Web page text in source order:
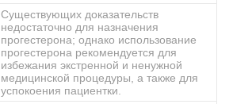
Существующих доказательств
недостаточно для назначения
прогестерона; однако использование
прогестерона рекомендуется для
избежания экстренной и ненужной
медицинской процедуры, а также для
успокоения пациентки.